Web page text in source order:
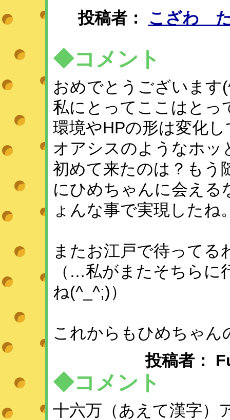
投稿者： こざわ
◆コメント
おめでとうございます
私にとってここはとっ
環境やHPの形は変化
オアシスのようなホッ
初めて来たのは？もう
にひめちゃんに会える
ょんな事で実現したね
またお江戸で待ってる
（…私がまたそちらに
ね(^_^;)）
これからもひめちゃん
投稿者：
◆コメント
十六万（あえて漢字）